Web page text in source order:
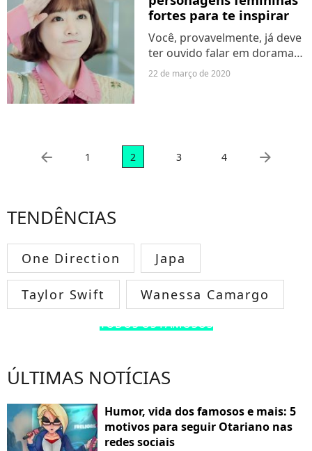
chegado ao fim? Apesar de...
fortes para te inspirar
Você, provavelmente, já deve
ter ouvido falar em dorama.
Mas se nunca despertou o
interesse em assistir ou ficou
22 de março de 2020
arrow_left 1 2 3 4 arrow_right
TENDÊNCIAS
One Direction Japa
Taylor Swift Wanessa Camargo
TODOS OS FAMOSOS
ÚLTIMAS NOTÍCIAS
Humor, vida dos famosos e mais: 5
motivos para seguir Otariano nas
redes sociais